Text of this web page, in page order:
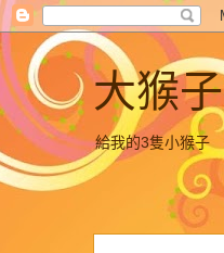
大猴子
給我的3隻小猴子